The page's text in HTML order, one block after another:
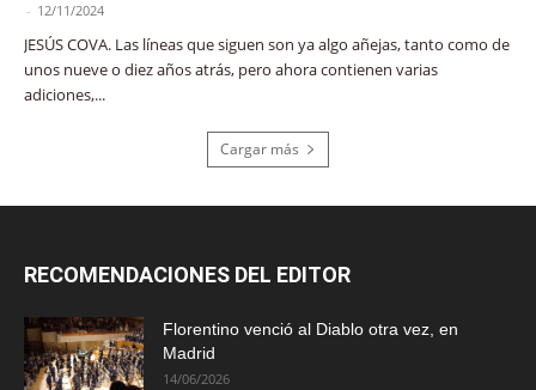
- 12/11/2024
JESÚS COVA. Las líneas que siguen son ya algo añejas, tanto como de
unos nueve o diez años atrás, pero ahora contienen varias
adiciones,...
Cargar más
RECOMENDACIONES DEL EDITOR
Florentino venció al Diablo otra vez, en
Madrid
14/06/2026